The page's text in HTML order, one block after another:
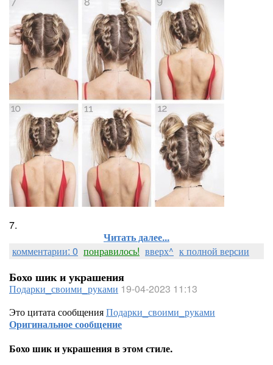
7.
Читать далее...
комментарии: 0 понравилось! вверх^ к полной версии
Бохо шик и украшения
Подарки_своими_руками 19-04-2023 11:13
Это цитата сообщенияПодарки_своими_руками
Оригинальное сообщение
Бохо шик и украшения в этом стиле.